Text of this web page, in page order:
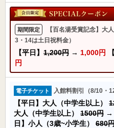
期間限定
【百名湯受賞記念】大
3・14は土日祝料金）
【平日】 1,200円 → 1,000円
円
電子チケット 入館料割引（8/10・
【平日】大人（中学生以上）
大人（中学生以上） 1500円 →
日】小人（3歳~小学生） 680